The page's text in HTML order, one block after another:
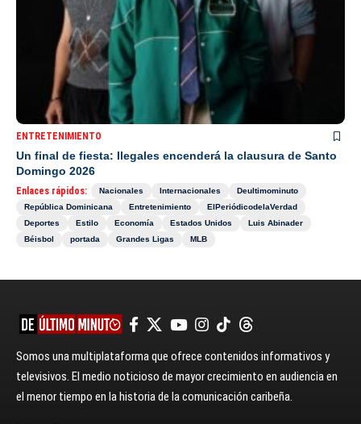
ENTRETENIMIENTO
Un final de fiesta: Ilegales encenderá la clausura de Santo
Domingo 2026
Enlaces rápidos: Nacionales Internacionales
Deultimominuto
República Dominicana
Entretenimiento
ElPeriódicodelaVerdad
Deportes
Estilo Economía Estados Unidos
Luis Abinader
Béisbol
portada Grandes Ligas MLB
Somos una multiplataforma que ofrece contenidos informativos y
televisivos. El medio noticioso de mayor crecimiento en audiencia en
el menor tiempo en la historia de la comunicación caribeña.